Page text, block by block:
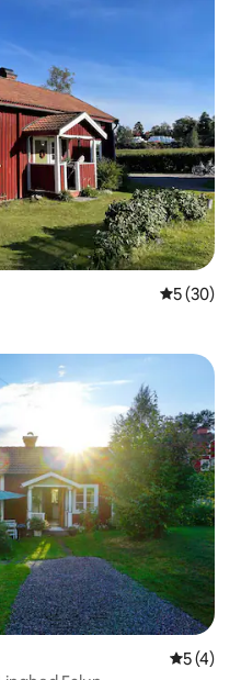
5 av 5 i
5 (30)
5 av 5 i
5 (4)